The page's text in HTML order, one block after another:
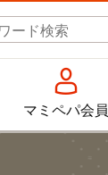

マミペパ会員